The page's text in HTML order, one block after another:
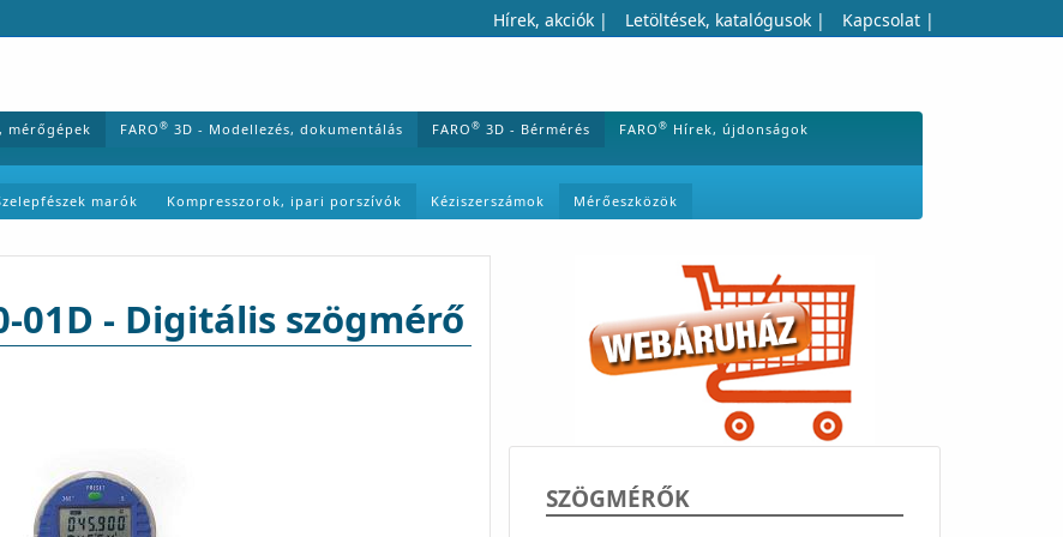
Hírek, akciók | Letöltések, katalógusok | Kapcsolat |
mérőgépek FARO® 3D - Modellezés, dokumentálás FARO® 3D - Bérmérés FARO® Hírek, újdonságok
marók Kompresszorok, ipari porszívók Kéziszerszámok Mérőeszközök
01D - Digitális szögmérő
SZÖGMÉRŐK